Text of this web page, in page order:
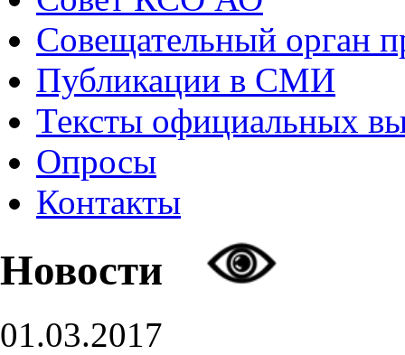
Совещательный орган
Публикации в СМИ
Тексты официальных
Опросы
Контакты
Новости
01.03.2017